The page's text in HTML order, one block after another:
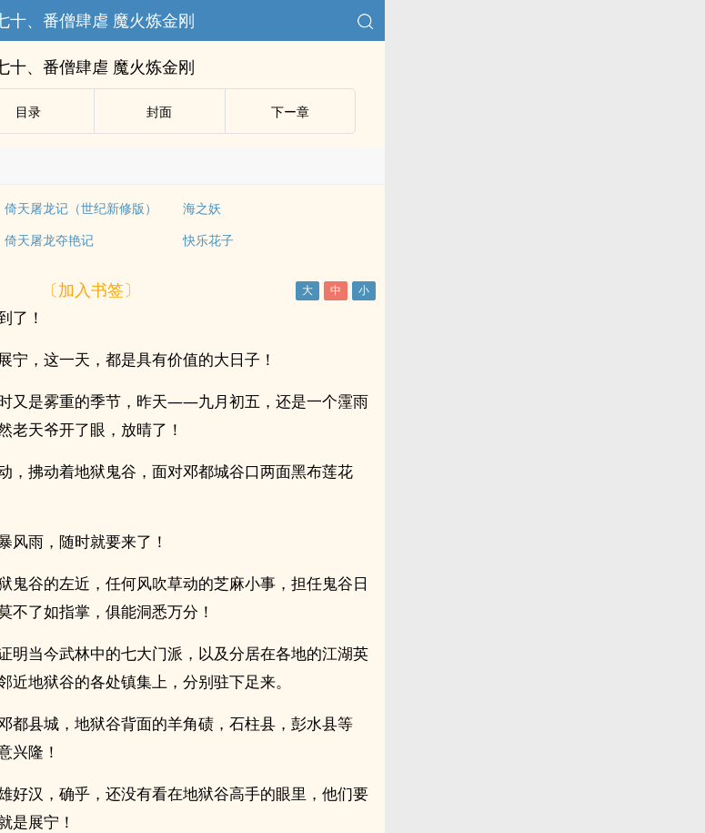
十、番僧肆虐 魔火炼金刚
十、番僧肆虐 魔火炼金刚
目录 封面 下ー章
倚天屠龙记（世纪新修版）
海之妖
倚天屠龙夺艳记 快乐花子
〔加入书签〕
了！
宁，这一天，都是具有价值的大日子！
又是雾重的季节，昨天——九月初五，还是一个霪雨
老天爷开了眼，放晴了！
，拂动着地狱鬼谷，面对邓都城谷口两面黑布莲花
风雨，随时就要来了！
鬼谷的左近，任何风吹草动的芝麻小事，担任鬼谷日
不了如指掌，俱能洞悉万分！
明当今武林中的七大门派，以及分居在各地的江湖英
近地狱谷的各处镇集上，分别驻下足来。
都县城，地狱谷背面的羊角碛，石柱县，彭水县等
兴隆！
好汉，确乎，还没有看在地狱谷高手的眼里，他们要
展宁！